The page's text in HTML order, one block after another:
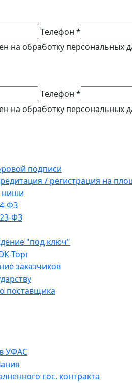
Телефон *
на обработку персональных
Телефон *
на обработку персональных
подписи
/ регистрация на
ниши
ФЗ
ФЗ
"под ключ"
Торг
заказчиков
поставщика
УФАС
гос. контракта